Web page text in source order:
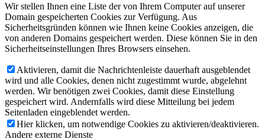
Wir stellen Ihnen eine Liste der von Ihrem Computer auf unserer
Domain gespeicherten Cookies zur Verfügung. Aus
Sicherheitsgründen können wie Ihnen keine Cookies anzeigen, die
von anderen Domains gespeichert werden. Diese können Sie in den
Sicherheitseinstellungen Ihres Browsers einsehen.
Aktivieren, damit die Nachrichtenleiste dauerhaft ausgeblendet
wird und alle Cookies, denen nicht zugestimmt wurde, abgelehnt
werden. Wir benötigen zwei Cookies, damit diese Einstellung
gespeichert wird. Andernfalls wird diese Mitteilung bei jedem
Seitenladen eingeblendet werden.
Hier klicken, um notwendige Cookies zu aktivieren/deaktivieren.
Andere externe Dienste